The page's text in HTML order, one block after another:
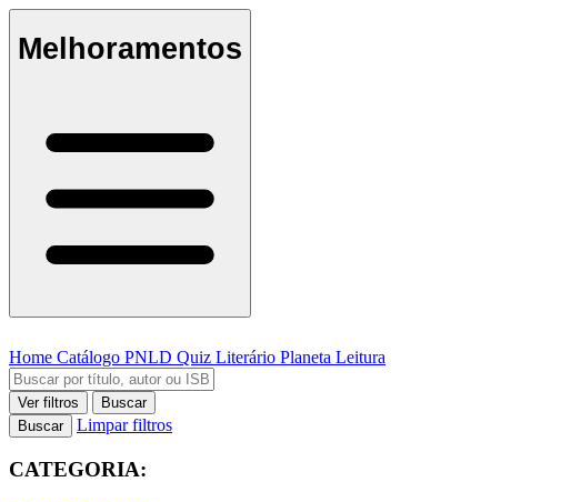
Melhoramentos
Home Catálogo PNLD Quiz Literário Planeta Leitura
Ver filtros
Buscar
Buscar
Limpar filtros
CATEGORIA: